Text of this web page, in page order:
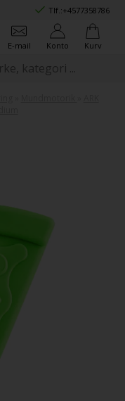
Tlf.:+4577358786
E-mail Konto Kurv